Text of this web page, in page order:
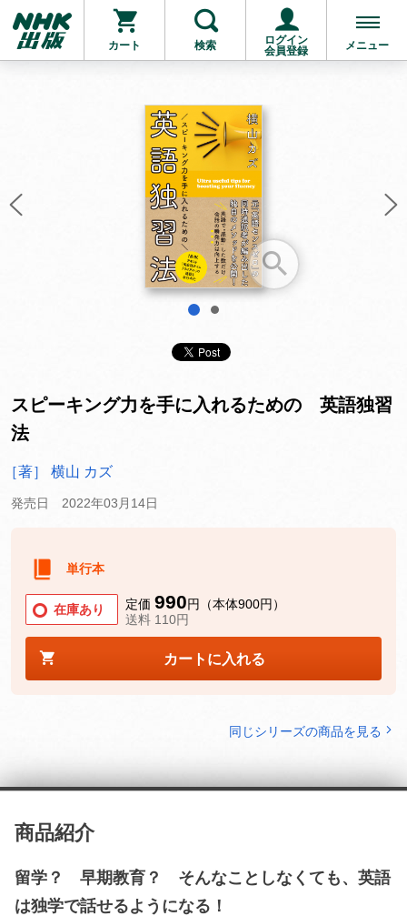
カート 検索
ログイン
会員登録
メニュー
お支払いに進む
他にも商品を買う
1
スピーキング力を手に入れるための 英語独習
法
［著］ 横山 カズ
発売日 2022年03月14日
単行本
在庫あり 定価 990円（本体900円）
送料 110円
カートに入れる
同じシリーズの商品を見る
商品紹介
留学？ 早期教育？ そんなことしなくても、英語
は独学で話せるようになる！